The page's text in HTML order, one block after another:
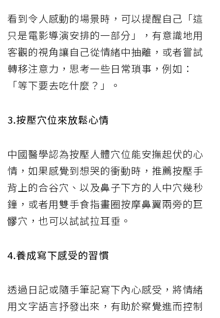
看到令人感動的場景時，可以提醒自己「這
只是電影導演安排的一部分」，有意識地用
客觀的視角讓自己從情緒中抽離，或者嘗試
轉移注意力，思考一些日常瑣事，例如：
「等下要去吃什麼？」。
3.按壓穴位來放鬆心情
中國醫學認為按壓人體穴位能安撫起伏的心
情，如果感覺到想哭的衝動時，推薦按壓手
背上的合谷穴、以及鼻子下方的人中穴幾秒
鐘，或者用雙手食指畫圈按摩鼻翼兩旁的巨
髎穴，也可以試試拉耳垂。
4.養成寫下感受的習慣
透過日記或隨手筆記寫下內心感受，將情緒
用文字語言抒發出來，有助於察覺進而控制